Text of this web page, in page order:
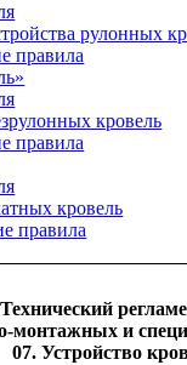
рулонных
правила
кровель
правила
кровель
правила
Технический
монтажных и
07. Устройство